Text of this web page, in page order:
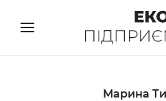
Марина